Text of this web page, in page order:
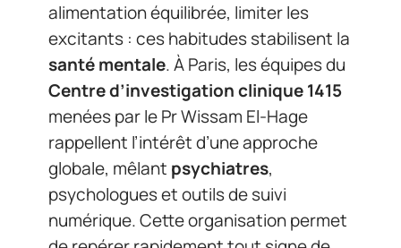
alimentation équilibrée, limiter les
excitants : ces habitudes stabilisent la
santé mentale. À Paris, les équipes du
Centre d’investigation clinique 1415
menées par le Pr Wissam El-Hage
rappellent l’intérêt d’une approche
globale, mêlant psychiatres,
psychologues et outils de suivi
numérique. Cette organisation permet